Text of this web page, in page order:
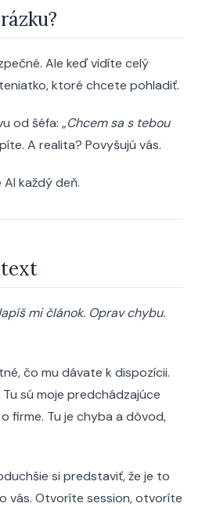
Ale keď vidíte celý
ktoré chcete pohladiť.
od šéfa: „Chcem sa s tebou
A realita? Povyšujú vás.
každý deň.
mi článok. Oprav chybu.
čo mu dávate k dispozícii.
sú moje predchádzajúce
firme. Tu je chyba a dôvod,
si predstaviť, že je to
vás. Otvoríte session, otvoríte